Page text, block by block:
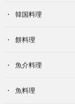
韓国料理
餅料理
魚介料理
魚料理